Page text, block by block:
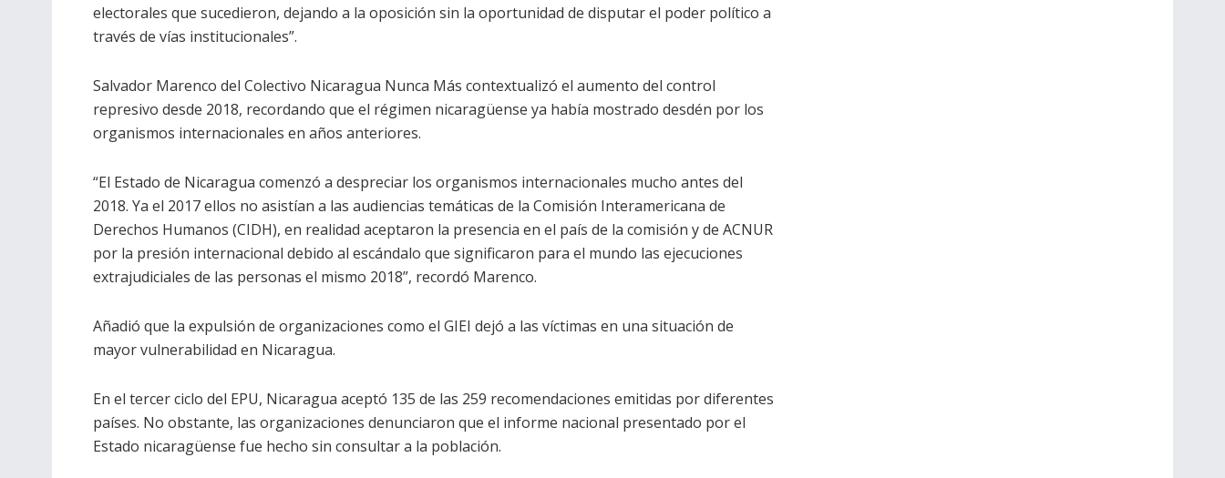
electorales que sucedieron, dejando a la oposición sin la oportunidad de disputar el poder político a
través de vías institucionales”.
Salvador Marenco del Colectivo Nicaragua Nunca Más contextualizó el aumento del control
represivo desde 2018, recordando que el régimen nicaragüense ya había mostrado desdén por los
organismos internacionales en años anteriores.
“El Estado de Nicaragua comenzó a despreciar los organismos internacionales mucho antes del
2018. Ya el 2017 ellos no asistían a las audiencias temáticas de la Comisión Interamericana de
Derechos Humanos (CIDH), en realidad aceptaron la presencia en el país de la comisión y de ACNUR
por la presión internacional debido al escándalo que significaron para el mundo las ejecuciones
extrajudiciales de las personas el mismo 2018”, recordó Marenco.
Añadió que la expulsión de organizaciones como el GIEI dejó a las víctimas en una situación de
mayor vulnerabilidad en Nicaragua.
En el tercer ciclo del EPU, Nicaragua aceptó 135 de las 259 recomendaciones emitidas por diferentes
países. No obstante, las organizaciones denunciaron que el informe nacional presentado por el
Estado nicaragüense fue hecho sin consultar a la población.